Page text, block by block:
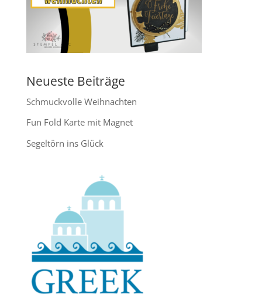
Neueste Beiträge
Schmuckvolle Weihnachten
Fun Fold Karte mit Magnet
Segeltörn ins Glück